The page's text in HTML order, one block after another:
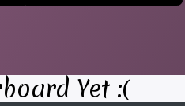
Yet :(